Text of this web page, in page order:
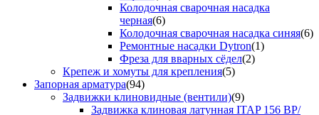
Колодочная сварочная насадка
черная(6)
Колодочная сварочная насадка синяя(6)
Ремонтные насадки Dytron(1)
Фреза для вварных сёдел(2)
Крепеж и хомуты для крепления(5)
Запорная арматура(94)
Задвижки клиновидные (вентили)(9)
Задвижка клиновая латунная ITAP 156 ВР/